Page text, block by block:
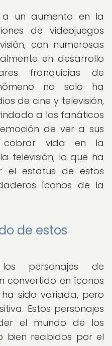
a un aumento en la
de videojuegos
con numerosas
en desarrollo
franquicias de
no solo ha
de cine y televisión,
a los fanáticos
de ver a sus
cobrar vida en la
televisión, lo que ha
el estatus de estos
íconos de la
de estos
personajes de
convertido en íconos
sido variada, pero
Estos personajes
el mundo de los
bien recibidos por el